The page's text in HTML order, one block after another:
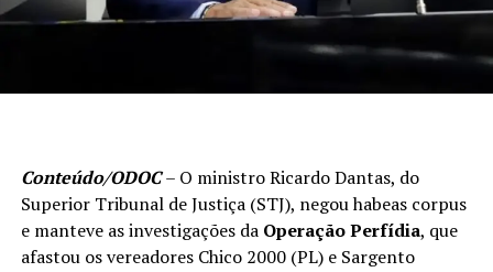
Conteúdo/ODOC– O ministro Ricardo Dantas, do
Superior Tribunal de Justiça (STJ), negou habeas corpus
e manteve as investigações daOperação Perfídia, que
afastou os vereadores Chico 2000 (PL) e Sargento